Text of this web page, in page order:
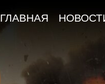
ГЛАВНАЯ